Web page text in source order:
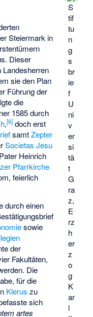
S
tif
tu
n
g
s
br
ie
f
U
ni
v
er
si
tä
t
G
ra
z,
E
rz
h
er
z
o
g
K
ar
l
Steiermark in
Dieser
Landesherren
sie den Plan
Führung der
die
1585 durch
,[6] doch erst
samtZepter
Societas Jesu
Heinrich
Pfarrkirche
feierlich
durch einen
sowie
der
Fakultäten,
Die
für die
Klerus zu
sich
artes